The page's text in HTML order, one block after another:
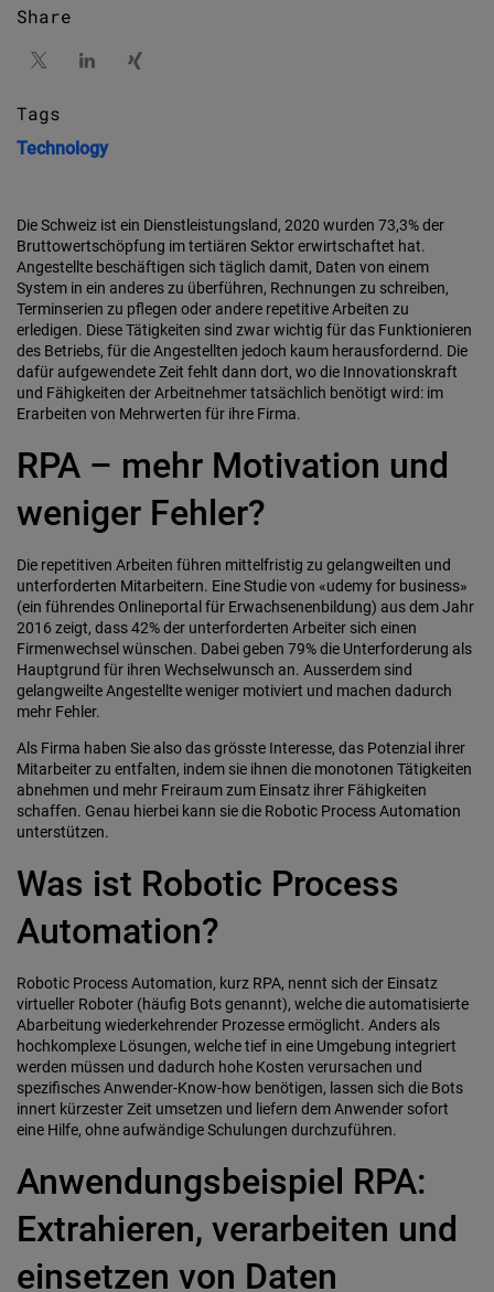
Share
Tags
Technology
Die Schweiz ist ein Dienstleistungsland, 2020 wurden 73,3% der
Bruttowertschöpfung im tertiären Sektor erwirtschaftet hat.
Angestellte beschäftigen sich täglich damit, Daten von einem
System in ein anderes zu überführen, Rechnungen zu schreiben,
Terminserien zu pflegen oder andere repetitive Arbeiten zu
erledigen. Diese Tätigkeiten sind zwar wichtig für das Funktionieren
des Betriebs, für die Angestellten jedoch kaum herausfordernd. Die
dafür aufgewendete Zeit fehlt dann dort, wo die Innovationskraft
und Fähigkeiten der Arbeitnehmer tatsächlich benötigt wird: im
Erarbeiten von Mehrwerten für ihre Firma.
RPA – mehr Motivation und
weniger Fehler?
Die repetitiven Arbeiten führen mittelfristig zu gelangweilten und
unterforderten Mitarbeitern. Eine Studie von «udemy for business»
(ein führendes Onlineportal für Erwachsenenbildung) aus dem Jahr
2016 zeigt, dass 42% der unterforderten Arbeiter sich einen
Firmenwechsel wünschen. Dabei geben 79% die Unterforderung als
Hauptgrund für ihren Wechselwunsch an. Ausserdem sind
gelangweilte Angestellte weniger motiviert und machen dadurch
mehr Fehler.
Als Firma haben Sie also das grösste Interesse, das Potenzial ihrer
Mitarbeiter zu entfalten, indem sie ihnen die monotonen Tätigkeiten
abnehmen und mehr Freiraum zum Einsatz ihrer Fähigkeiten
schaffen. Genau hierbei kann sie die Robotic Process Automation
unterstützen.
Was ist Robotic Process
Automation?
Robotic Process Automation, kurz RPA, nennt sich der Einsatz
virtueller Roboter (häufig Bots genannt), welche die automatisierte
Abarbeitung wiederkehrender Prozesse ermöglicht. Anders als
hochkomplexe Lösungen, welche tief in eine Umgebung integriert
werden müssen und dadurch hohe Kosten verursachen und
spezifisches Anwender-Know-how benötigen, lassen sich die Bots
innert kürzester Zeit umsetzen und liefern dem Anwender sofort
eine Hilfe, ohne aufwändige Schulungen durchzuführen.
Anwendungsbeispiel RPA:
Extrahieren, verarbeiten und
einsetzen von Daten